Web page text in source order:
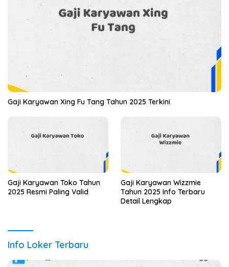
Gaji Karyawan Xing Fu Tang Tahun 2025 Terkini
Gaji Karyawan Toko Tahun
2025 Resmi Paling Valid
Gaji Karyawan Wizzmie
Tahun 2025 Info Terbaru
Detail Lengkap
Info Loker Terbaru